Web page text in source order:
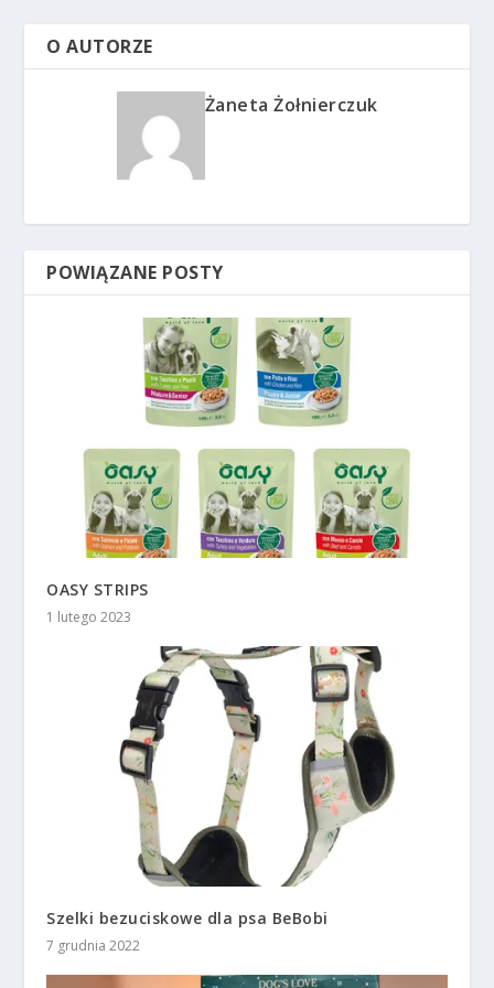
O AUTORZE
Żaneta Żołnierczuk
POWIĄZANE POSTY
OASY STRIPS
1 lutego 2023
Szelki bezuciskowe dla psa BeBobi
7 grudnia 2022